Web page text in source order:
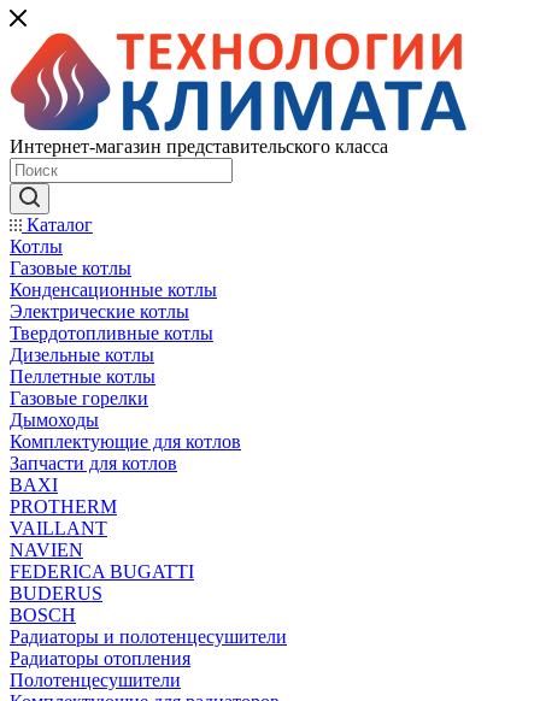
Интернет-магазин представительского класса
Каталог
Котлы
Газовые котлы
Конденсационные котлы
Электрические котлы
Твердотопливные котлы
Дизельные котлы
Пеллетные котлы
Газовые горелки
Дымоходы
Комплектующие для котлов
Запчасти для котлов
BAXI
PROTHERM
VAILLANT
NAVIEN
FEDERICA BUGATTI
BUDERUS
BOSCH
Радиаторы и полотенцесушители
Радиаторы отопления
Полотенцесушители